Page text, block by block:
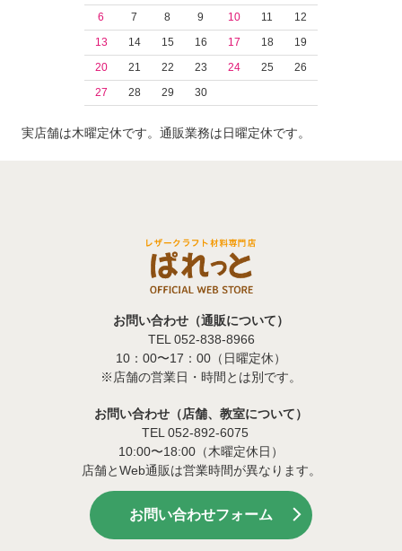
6
7 8 9 10 11
12
13
14 15 16 17 18
19
20
21 22 23 24 25
26
27
28 29 30
実店舗は木曜定休です。通販業務は日曜定休です。
お問い合わせ（通販について）
TEL 052-838-8966
10：00〜17：00（日曜定休）
※店舗の営業日・時間とは別です。
お問い合わせ（店舗、教室について）
TEL 052-892-6075
10:00〜18:00（木曜定休日）
店舗とWeb通販は営業時間が異なります。
お問い合わせフォーム